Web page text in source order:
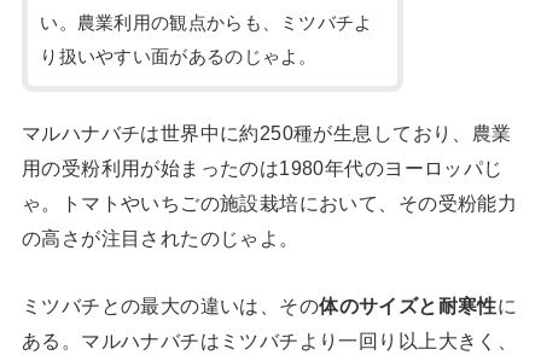
い。農業利用の観点からも、ミツバチよ
り扱いやすい面があるのじゃよ。
マルハナバチは世界中に約250種が生息しており、農業
用の受粉利用が始まったのは1980年代のヨーロッパじ
ゃ。トマトやいちごの施設栽培において、その受粉能力
の高さが注目されたのじゃよ。
ミツバチとの最大の違いは、その体のサイズと耐寒性に
ある。マルハナバチはミツバチより一回り以上大きく、